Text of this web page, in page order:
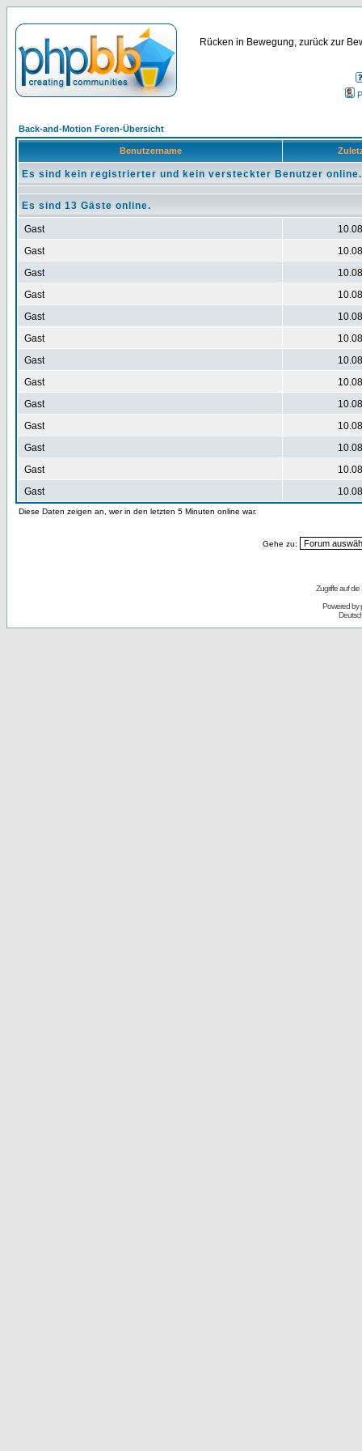
Rücken in Bewegung, zurück zur
Back-and-Motion Foren-Übersicht
Benutzername
Es sind kein registrierter und kein versteckter Benutzer online.
Es sind 13 Gäste online.
Gast
Gast
Gast
Gast
Gast
Gast
Gast
Gast
Gast
Gast
Gast
Gast
Gast
Diese Daten zeigen an, wer in den letzten 5 Minuten online war.
Gehe zu:
Zugriffe auf
Powered by